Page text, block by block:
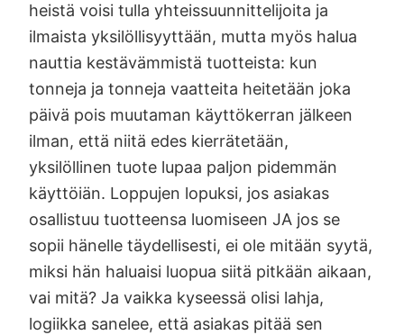
heistä voisi tulla yhteissuunnittelijoita ja
ilmaista yksilöllisyyttään, mutta myös halua
nauttia kestävämmistä tuotteista: kun
tonneja ja tonneja vaatteita heitetään joka
päivä pois muutaman käyttökerran jälkeen
ilman, että niitä edes kierrätetään,
yksilöllinen tuote lupaa paljon pidemmän
käyttöiän. Loppujen lopuksi, jos asiakas
osallistuu tuotteensa luomiseen JA jos se
sopii hänelle täydellisesti, ei ole mitään syytä,
miksi hän haluaisi luopua siitä pitkään aikaan,
vai mitä? Ja vaikka kyseessä olisi lahja,
logiikka sanelee, että asiakas pitää sen